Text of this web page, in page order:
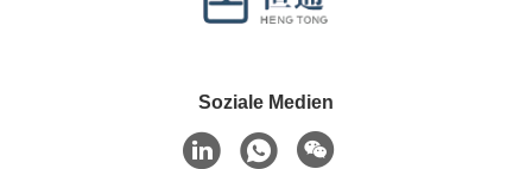
Soziale Medien